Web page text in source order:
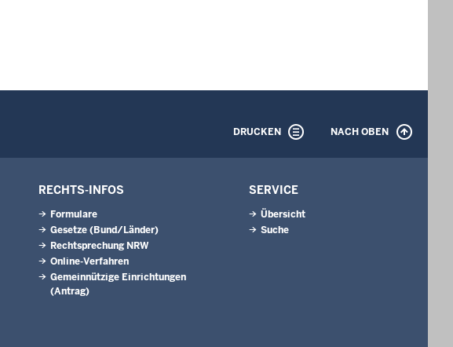
DRUCKEN NACH OBEN
RECHTS-INFOS
Formulare
Gesetze (Bund/Länder)
Rechtsprechung NRW
Online-Verfahren
Gemeinnützige Einrichtungen
(Antrag)
SERVICE
Übersicht
Suche